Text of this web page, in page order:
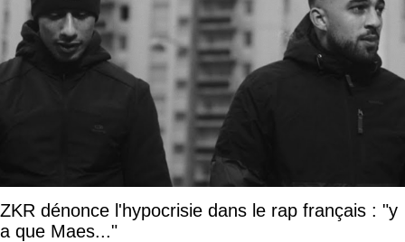
ZKR dénonce l'hypocrisie dans le rap français : "y
a que Maes..."